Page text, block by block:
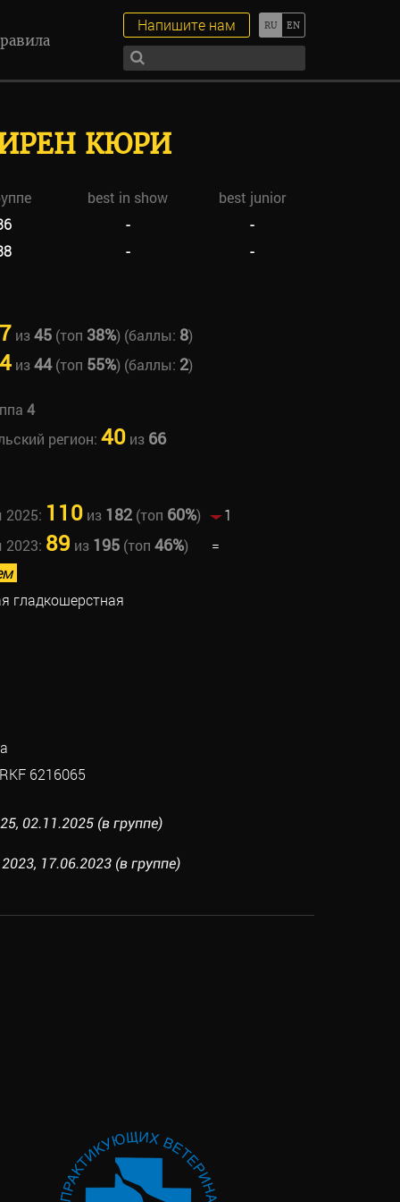
Напишите нам
КЮРИ
best in show
best junior
-
-
- -
из45(топ 38%) (баллы: 8)
из44(топ 55%) (баллы: 2)
4
регион: 40из 66
2025: 110из 182(топ 60%)
1
2023: 89 из 195(топ 46%)
=
гладкошерстная
6216065
02.11.2025 (в группе)
17.06.2023 (в группе)